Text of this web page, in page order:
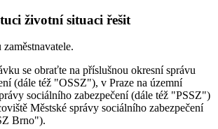
životní situaci řešit
se obraťte na příslušnou okresní správu
(dále též "OSSZ"), v Praze na územní
sociálního zabezpečení (dále též "PSSZ")
Městské správy sociálního zabezpečení
Brno").